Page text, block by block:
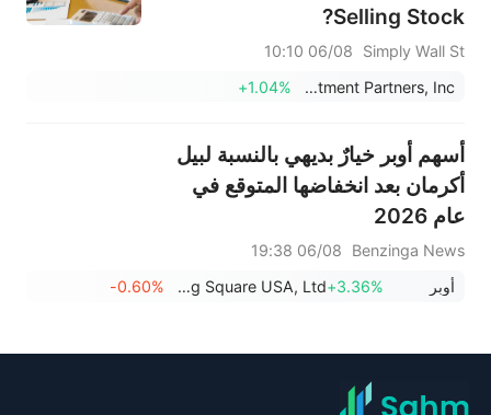
Selling Stock?
Simply Wall St
06/08 10:10
Virtus Investment Partners, Inc.
+1.04%
أسهم أوبر خيارٌ بديهي بالنسبة لبيل
أكرمان بعد انخفاضها المتوقع في
عام 2026
Benzinga News
06/08 19:38
أوبر
+3.36%
Pershing Square USA, Ltd.
-0.60%